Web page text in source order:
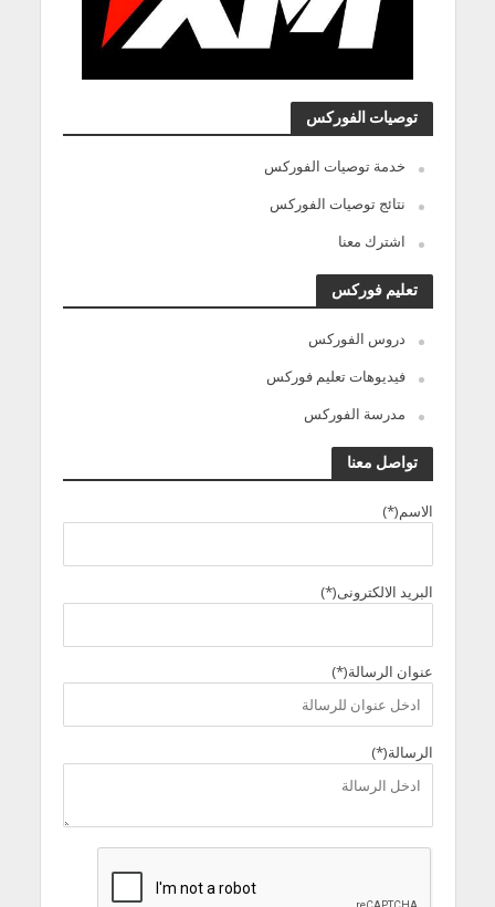
توصيات الفوركس
خدمة توصيات الفوركس
نتائج توصيات الفوركس
اشترك معنا
تعليم فوركس
دروس الفوركس
فيديوهات تعليم فوركس
مدرسة الفوركس
تواصل معنا
الاسم(*)
البريد الالكترونى(*)
عنوان الرسالة(*)
الرسالة(*)